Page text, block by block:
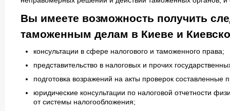
Вы имеете возможность получить
таможенным делам в Киеве и
консультации в сфере налогового и таможенного права;
представительство в налоговых и прочих
подготовка возражений на акты проверок
юридические консультации по налоговой отчетности
от системы налогообложения;